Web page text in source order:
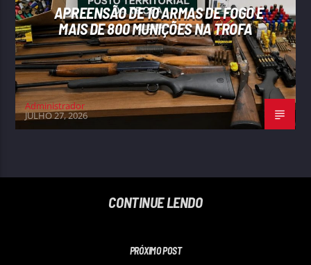
APREENSÃO DE 10 ARMAS DE FOGO E
MAIS DE 800 MUNIÇÕES NA TROFA
Administrador
JULHO 27, 2026
CONTINUE LENDO
PRÓXIMO POST